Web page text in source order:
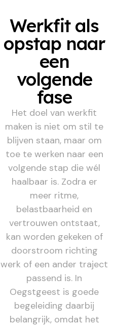
Werkfit als
opstap naar
een
volgende
fase
Het doel van werkfit
maken is niet om stil te
blijven staan, maar om
toe te werken naar een
volgende stap die wél
haalbaar is. Zodra er
meer ritme,
belastbaarheid en
vertrouwen ontstaat,
kan worden gekeken of
doorstroom richting
werk of een ander traject
passend is. In
Oegstgeest is goede
begeleiding daarbij
belangrijk, omdat het